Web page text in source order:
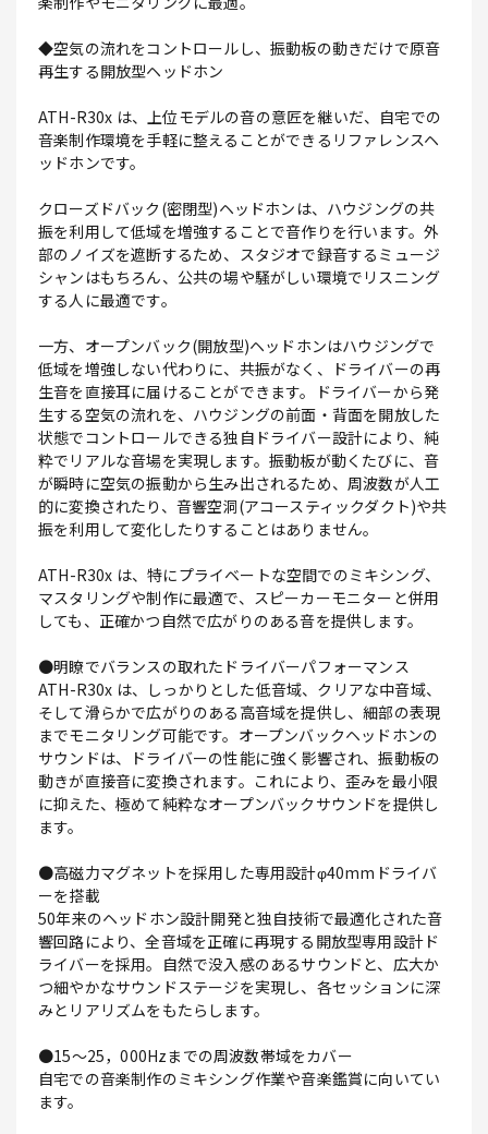
◆空気の流れをコントロールし、振動板の動きだけで原音
再生する開放型ヘッドホン
ATH-R30x は、上位モデルの音の意匠を継いだ、自宅での
音楽制作環境を手軽に整えることができるリファレンスヘ
ッドホンです。
クローズドバック(密閉型)ヘッドホンは、ハウジングの共
振を利用して低域を増強することで音作りを行います。外
部のノイズを遮断するため、スタジオで録音するミュージ
シャンはもちろん、公共の場や騒がしい環境でリスニング
する人に最適です。
一方、オープンバック(開放型)ヘッドホンはハウジングで
低域を増強しない代わりに、共振がなく、ドライバーの再
生音を直接耳に届けることができます。ドライバーから発
生する空気の流れを、ハウジングの前面・背面を開放した
状態でコントロールできる独自ドライバー設計により、純
粋でリアルな音場を実現します。振動板が動くたびに、音
が瞬時に空気の振動から生み出されるため、周波数が人工
的に変換されたり、音響空洞(アコースティックダクト)や共
振を利用して変化したりすることはありません。
ATH-R30x は、特にプライベートな空間でのミキシング、
マスタリングや制作に最適で、スピーカーモニターと併用
しても、正確かつ自然で広がりのある音を提供します。
●明瞭でバランスの取れたドライバーパフォーマンス
ATH-R30x は、しっかりとした低音域、クリアな中音域、
そして滑らかで広がりのある高音域を提供し、細部の表現
までモニタリング可能です。オープンバックヘッドホンの
サウンドは、ドライバーの性能に強く影響され、振動板の
動きが直接音に変換されます。これにより、歪みを最小限
に抑えた、極めて純粋なオープンバックサウンドを提供し
ます。
●高磁力マグネットを採用した専用設計φ40mmドライバ
ーを搭載
50年来のヘッドホン設計開発と独自技術で最適化された音
響回路により、全音域を正確に再現する開放型専用設計ド
ライバーを採用。自然で没入感のあるサウンドと、広大か
つ細やかなサウンドステージを実現し、各セッションに深
みとリアリズムをもたらします。
●15～25，000Hzまでの周波数帯域をカバー
自宅での音楽制作のミキシング作業や音楽鑑賞に向いてい
ます。